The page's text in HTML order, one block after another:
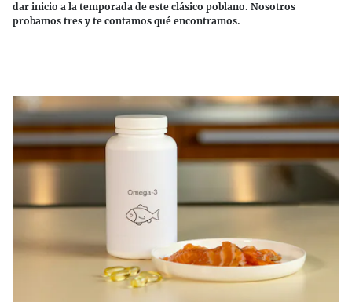
dar inicio a la temporada de este clásico poblano. Nosotros
probamos tres y te contamos qué encontramos.